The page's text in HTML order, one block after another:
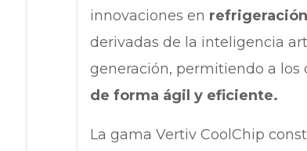
innovaciones en
derivadas de la inteligencia
generación, permitiendo a los
de forma ágil y eficiente.
La gama Vertiv CoolChip